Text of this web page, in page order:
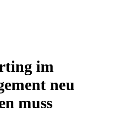
im
neu
muss